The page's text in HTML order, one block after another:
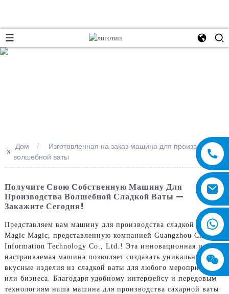
>> Дом
Изготовленная на заказ машина для производства
волшебной ваты
Получите Свою Собственную Машину Для
Производства Волшебной Сладкой Ваты —
Закажите Сегодня!
Представляем вам машину для производства сладкой ваты
Magic Magic, представленную компанией Guangzhou Chuanbo
Information Technology Co., Ltd.! Эта инновационная и
настраиваемая машина позволяет создавать уникальные и
вкусные изделия из сладкой ваты для любого мероприятия
или бизнеса. Благодаря удобному интерфейсу и передовым
технологиям наша машина для производства сахарной ваты